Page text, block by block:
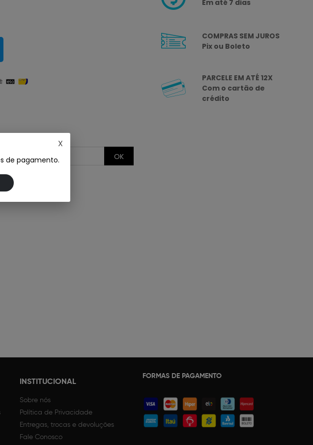
OK
Em até 7 dias
COMPRAS SEM JUROS
Pix ou Boleto
PARCELE EM ATÉ 12X
Com o cartão de
crédito
INSTITUCIONAL
Sobre nós
Política de Privacidade
Entregas, trocas e devoluções
Fale Conosco
FORMAS DE PAGAMENTO
de pagamento.
X